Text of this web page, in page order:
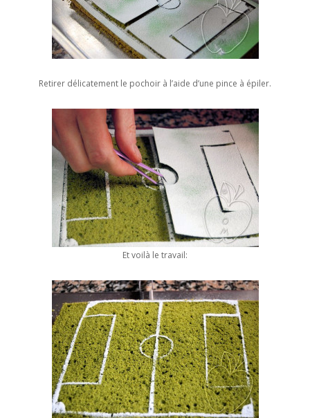
Retirer délicatement le pochoir à l’aide d’une pince à épiler.
Et voilà le travail: